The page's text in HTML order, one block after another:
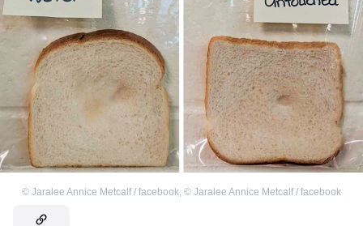
© Jaralee Annice Metcalf / facebook © Jaralee Annice Metcalf / facebook